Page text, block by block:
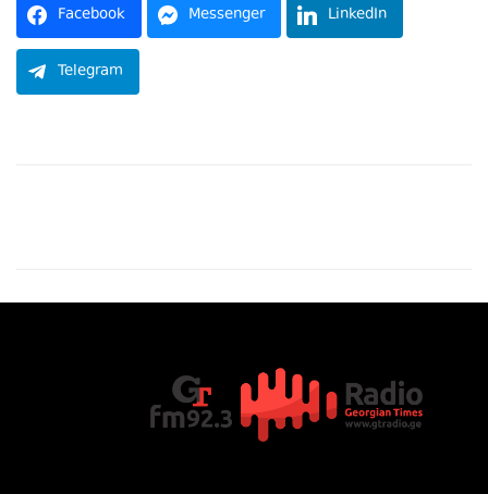
Facebook Messenger LinkedIn
Telegram